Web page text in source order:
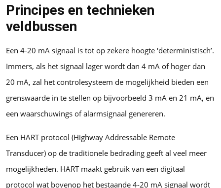
Principes en technieken
veldbussen
Een 4-20 mA signaal is tot op zekere hoogte ‘deterministisch’.
Immers, als het signaal lager wordt dan 4 mA of hoger dan
20 mA, zal het controlesysteem de mogelijkheid bieden een
grenswaarde in te stellen op bijvoorbeeld 3 mA en 21 mA, en
een waarschuwings of alarmsignaal genereren.
Een HART protocol (Highway Addressable Remote
Transducer) op de traditionele bedrading geeft al veel meer
mogelijkheden. HART maakt gebruik van een digitaal
protocol wat bovenop het bestaande 4-20 mA signaal wordt